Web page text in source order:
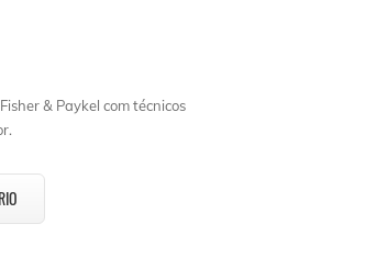
& Paykel com técnicos